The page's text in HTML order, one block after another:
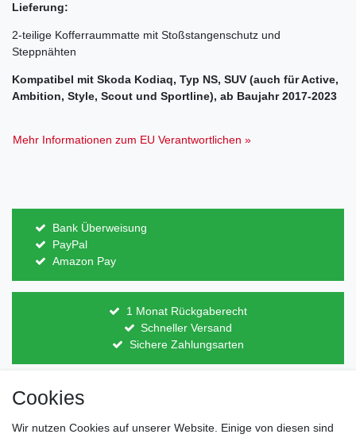
Lieferung:
2-teilige Kofferraummatte mit Stoßstangenschutz und
Steppnähten
Kompatibel mit Skoda Kodiaq, Typ NS, SUV (auch für Active,
Ambition, Style, Scout und Sportline), ab Baujahr 2017-2023
Mehr Informationen zum EU Verantwortlichen »
Bank Überweisung
PayPal
Amazon Pay
1 Monat Rückgaberecht
Schneller Versand
Sichere Zahlungsarten
Direkt vom Hersteller
Lagerware
Cookies
Wir nutzen Cookies auf unserer Website. Einige von diesen sind